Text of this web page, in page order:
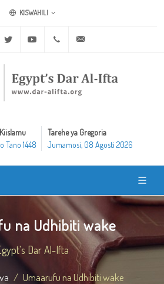
KISWAHILI
Facebook Twitter Youtube +20 2 25970400
Tano 1448
Tarehe ya Gregoria
Jumamosi, 08 Agosti 2026
na Udhibiti wake
Dar Al-Ifta
Umaarufu na Udhibiti wake